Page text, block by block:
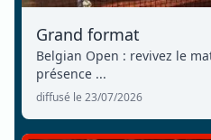
Grand format
Belgian Open : revivez le
présence ...
diffusé le 23/07/2026